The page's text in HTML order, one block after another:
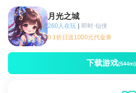
月光之城
260人在玩 | 即时·仙侠
0.1折日送1000元代金券
下载游戏(544m)